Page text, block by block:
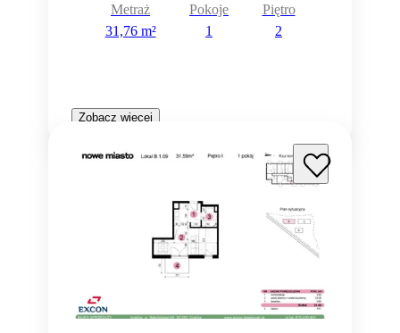
Metraż
31,76 m²
Pokoje
1
Piętro
2
Zobacz więcej